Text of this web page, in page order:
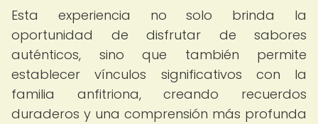
Esta experiencia no solo brinda la
oportunidad de disfrutar de sabores
auténticos, sino que también permite
establecer vínculos significativos con la
familia anfitriona, creando recuerdos
duraderos y una comprensión más profunda